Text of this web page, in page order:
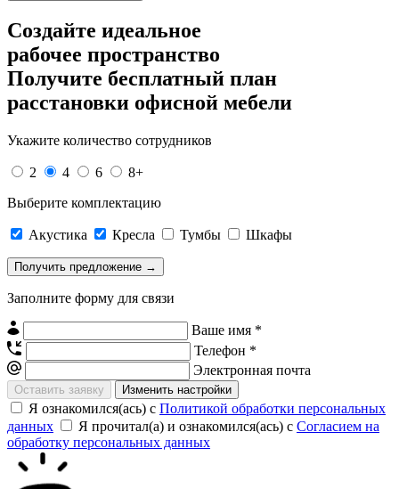
Создайте идеальное
рабочее пространство
Получите бесплатный план
расстановки офисной мебели
Укажите количество сотрудников
2 4 6
8+
Выберите комплектацию
Акустика Кресла Тумбы Шкафы
Заполните форму для связи
Ваше имя *
Телефон *
Электронная почта
Изменить настройки
Я ознакомился(ась) с Политикой обработки персональных
данных
Я прочитал(а) и ознакомился(ась) с Согласием на
обработку персональных данных